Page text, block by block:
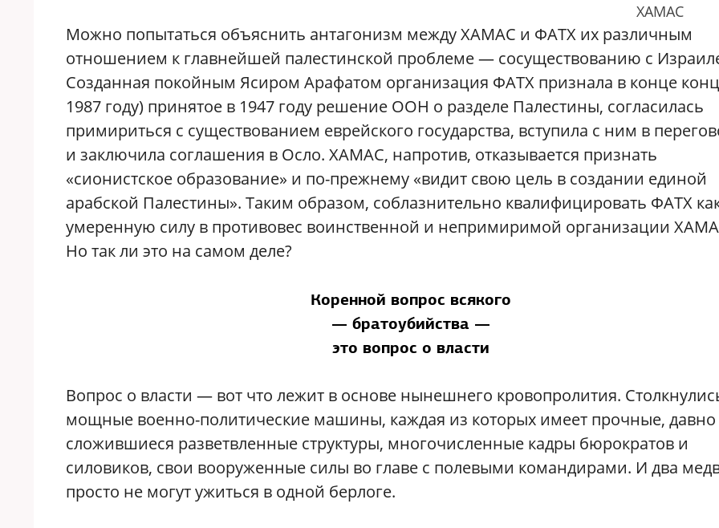
ХАМАС
Можно попытаться объяснить антагонизм между ХАМАС и ФАТХ их различным
отношением к главнейшей палестинской проблеме — сосуществованию с
Созданная покойным Ясиром Арафатом организация ФАТХ признала в конце
1987 году) принятое в 1947 году решение ООН о разделе Палестины, согласилась
примириться с существованием еврейского государства, вступила с ним в
и заключила соглашения в Осло. ХАМАС, напротив, отказывается признать
«сионистское образование» и по-прежнему «видит свою цель в создании единой
арабской Палестины». Таким образом, соблазнительно квалифицировать ФАТХ
умеренную силу в противовес воинственной и непримиримой организации
Но так ли это на самом деле?
Коренной вопрос всякого
— братоубийства —
это вопрос о власти
Вопрос о власти — вот что лежит в основе нынешнего кровопролития.
мощные военно-политические машины, каждая из которых имеет прочные, давно
сложившиеся разветвленные структуры, многочисленные кадры бюрократов и
силовиков, свои вооруженные силы во главе с полевыми командирами. И два
просто не могут ужиться в одной берлоге.